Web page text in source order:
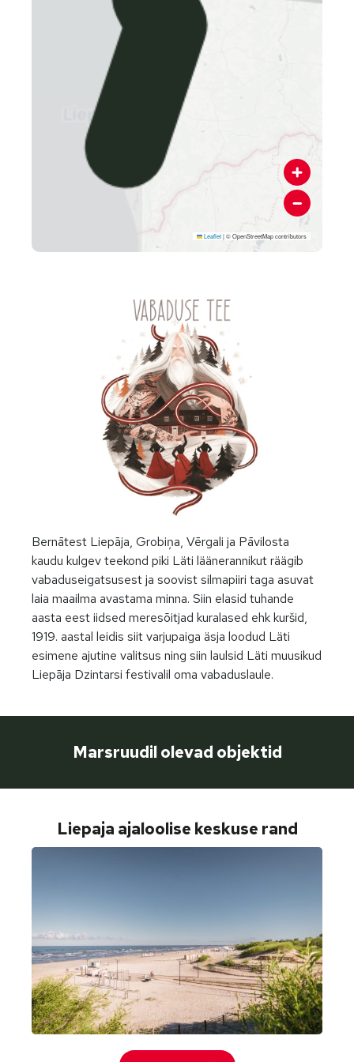
Leaflet|© OpenStreetMap contributors
Bernātest Liepāja, Grobiņa, Vērgali ja Pāvilosta
kaudu kulgev teekond piki Läti läänerannikut räägib
vabaduseigatsusest ja soovist silmapiiri taga asuvat
laia maailma avastama minna. Siin elasid tuhande
aasta eest iidsed meresõitjad kuralased ehk kuršid,
1919. aastal leidis siit varjupaiga äsja loodud Läti
esimene ajutine valitsus ning siin laulsid Läti muusikud
Liepāja Dzintarsi festivalil oma vabaduslaule.
Marsruudil olevad objektid
Liepaja ajaloolise keskuse rand